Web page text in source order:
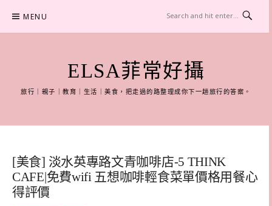
content
MENU
ELSA菲常好攝
旅行｜親子｜教育｜生活｜美食，把走過的路整理成你下一趟旅行的答案。
[美食] 淡水英專路文青咖啡店-5 THINK
CAFE|免費wifi 五想咖啡輕食菜單價格用餐心
得評價